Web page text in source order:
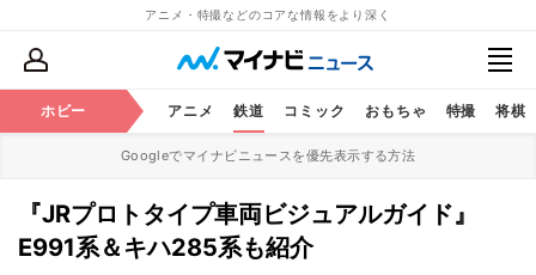
アニメ・特撮などのコアな情報をより深く
ホビー アニメ 鉄道 コミック おもちゃ 特撮 将棋
Googleでマイナビニュースを優先表示する方法
『JRプロトタイプ車両ビジュアルガイド』
E991系＆キハ285系も紹介